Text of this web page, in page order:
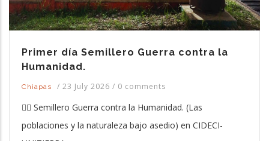
Primer día Semillero Guerra contra la
Humanidad.
Chiapas / 23 July 2026 / 0 comments
✊🏽 Semillero Guerra contra la Humanidad. (Las
poblaciones y la naturaleza bajo asedio) en CIDECI-